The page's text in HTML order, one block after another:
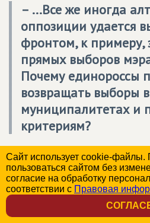
– ...Все же иногда
оппозиции удается
фронтом, к примеру,
прямых выборов
Почему единороссы
возвращать выборы
муниципалитетах и
критериям?
– Вернуть выборы
прихоть. Посмотрите
Барнаула, кто был
становится понятно.
последующий хуже
Сайт использует cookie-файлы.
пользоваться сайтом без
согласие на обработку
соответствии с Правовая